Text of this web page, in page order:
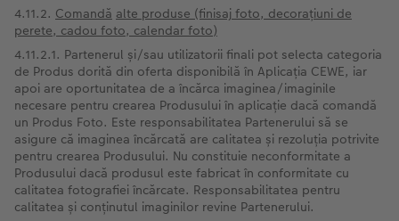
4.11.2. Comandă alte produse (finisaj foto, decorațiuni de
perete, cadou foto, calendar foto)
4.11.2.1. Partenerul și/sau utilizatorii finali pot selecta categoria
de Produs dorită din oferta disponibilă în Aplicația CEWE, iar
apoi are oportunitatea de a încărca imaginea/imaginile
necesare pentru crearea Produsului în aplicație dacă comandă
un Produs Foto. Este responsabilitatea Partenerului să se
asigure că imaginea încărcată are calitatea și rezoluția potrivite
pentru crearea Produsului. Nu constituie neconformitate a
Produsului dacă produsul este fabricat în conformitate cu
calitatea fotografiei încărcate. Responsabilitatea pentru
calitatea și conținutul imaginilor revine Partenerului.